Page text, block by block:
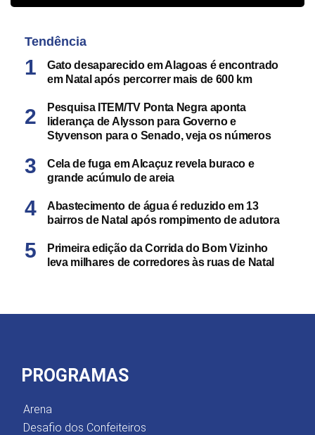
Tendência
Gato desaparecido em Alagoas é encontrado
em Natal após percorrer mais de 600 km
Pesquisa ITEM/TV Ponta Negra aponta
liderança de Alysson para Governo e
Styvenson para o Senado, veja os números
Cela de fuga em Alcaçuz revela buraco e
grande acúmulo de areia
Abastecimento de água é reduzido em 13
bairros de Natal após rompimento de adutora
Primeira edição da Corrida do Bom Vizinho
leva milhares de corredores às ruas de Natal
PROGRAMAS
Arena
Desafio dos Confeiteiros